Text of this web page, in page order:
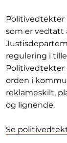
Politivedtekter
som er vedtatt
regulering i
Politivedtekter
orden i
reklameskilt,
og lignende.
Se